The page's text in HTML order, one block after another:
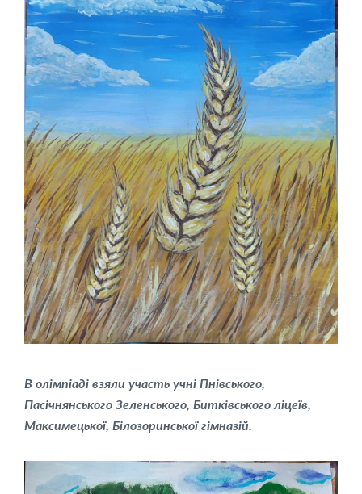
В олімпіаді взяли участь учні Пнівського,
Пасічнянського Зеленського, Битківського ліцеїв,
Максимецької, Білозоринської гімназій.